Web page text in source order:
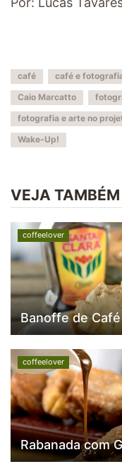
café café e
Caio Marcatto
fotografia e arte no
Wake-Up!
VEJA TAMBÉM
coffeelover
Banoffe de Café
coffeelover
Rabanada com